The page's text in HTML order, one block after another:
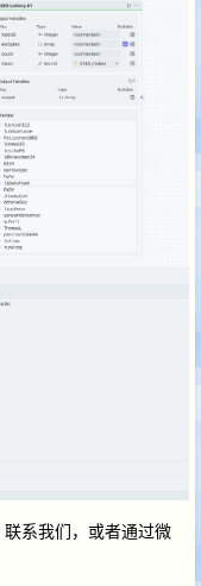
联系我们，或者通过微